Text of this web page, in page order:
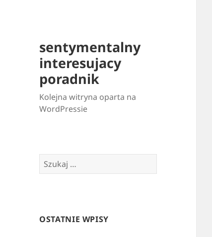
sentymentalny
interesujacy
poradnik
Kolejna witryna oparta na
WordPressie
Szukaj:
OSTATNIE WPISY